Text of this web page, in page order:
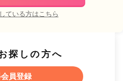
ている方はこちら
探しの方へ
員登録